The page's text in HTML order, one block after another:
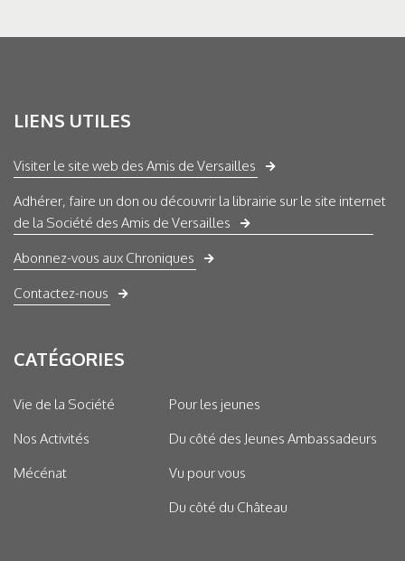
LIENS UTILES
Visiter le site web des Amis de Versailles
Adhérer, faire un don ou découvrir la librairie sur le site internet
de la Société des Amis de Versailles
Abonnez-vous aux Chroniques
Contactez-nous
CATÉGORIES
Vie de la Société
Nos Activités
Mécénat
Pour les jeunes
Du côté des Jeunes Ambassadeurs
Vu pour vous
Du côté du Château